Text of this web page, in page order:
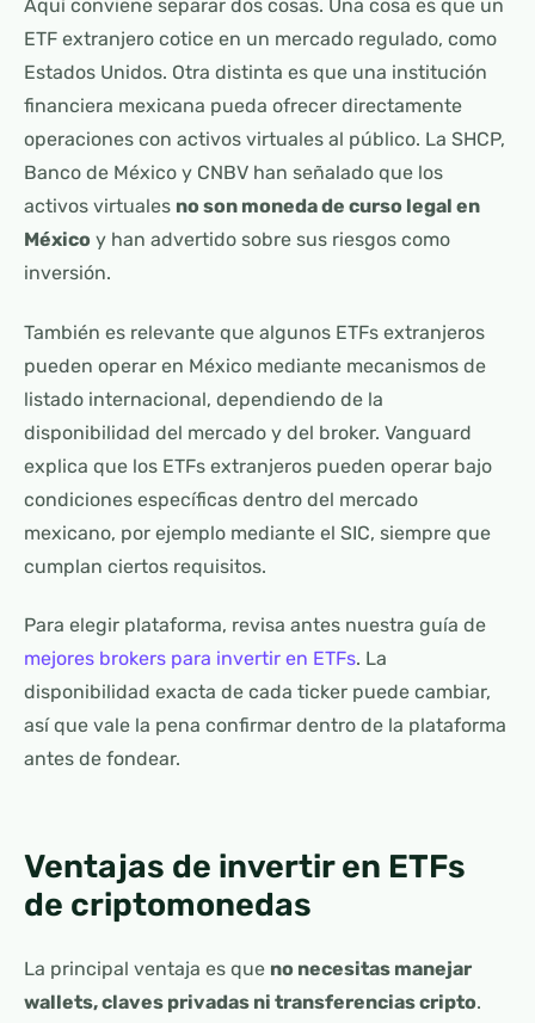
Aquí conviene separar dos cosas. Una cosa es que un
ETF extranjero cotice en un mercado regulado, como
Estados Unidos. Otra distinta es que una institución
financiera mexicana pueda ofrecer directamente
operaciones con activos virtuales al público. La SHCP,
Banco de México y CNBV han señalado que los
activos virtuales no son moneda de curso legal en
México y han advertido sobre sus riesgos como
inversión.
También es relevante que algunos ETFs extranjeros
pueden operar en México mediante mecanismos de
listado internacional, dependiendo de la
disponibilidad del mercado y del broker. Vanguard
explica que los ETFs extranjeros pueden operar bajo
condiciones específicas dentro del mercado
mexicano, por ejemplo mediante el SIC, siempre que
cumplan ciertos requisitos.
Para elegir plataforma, revisa antes nuestra guía de
mejores brokers para invertir en ETFs. La
disponibilidad exacta de cada ticker puede cambiar,
así que vale la pena confirmar dentro de la plataforma
antes de fondear.
Ventajas de invertir en ETFs
de criptomonedas
La principal ventaja es que no necesitas manejar
wallets, claves privadas ni transferencias cripto.